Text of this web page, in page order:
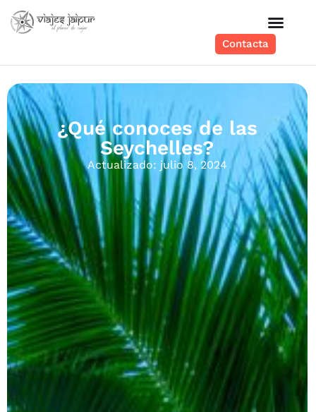
Contacta
¿Qué conoces de las
Seychelles?
Actualizado: julio 8, 2024